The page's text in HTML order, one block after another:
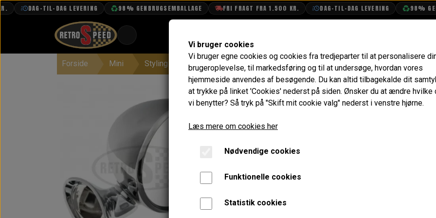
DAG-TIL-DAG LEVERING 98% GENBRUGSEMBALLAGE FRI FRAGT FRA 1.500 KR. DAG-TIL-DAG LEVERING 98%
Forside Mini Styling Spejle Sidespejl, Dome, Højre
Sidespejl, Dome, Højre
Varenummer: GAM112
Passer i standard huller til alle minier 1980-> men kan
Mellemrum mellem monteringshuller er ca. 5 cm.
Vi bruger cookies
Vi bruger egne cookies og cookies fra tredjeparter til at personalisere
brugeroplevelse, til markedsføring og til at undersøge, hvordan vores
hjemmeside anvendes af besøgende. Du kan altid tilbagekalde dit
at trykke på linket 'Cookies' nederst på siden. Ønsker du at ændre hvilke
vi benytter? Så tryk på "Skift mit cookie valg" nederst i venstre hjørne.
Læs mere om cookies her
Nødvendige cookies
Funktionelle cookies
Statistik cookies